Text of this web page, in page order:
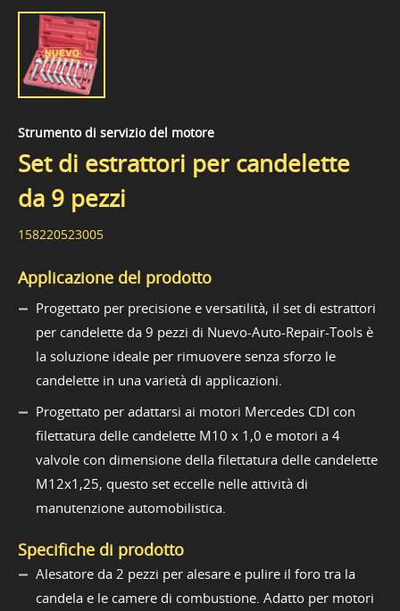
Strumento di servizio del motore
Set di estrattori per candelette
da 9 pezzi
158220523005
Applicazione del prodotto
Progettato per precisione e versatilità, il set di estrattori
per candelette da 9 pezzi di Nuevo-Auto-Repair-Tools è
la soluzione ideale per rimuovere senza sforzo le
candelette in una varietà di applicazioni.
Progettato per adattarsi ai motori Mercedes CDI con
filettatura delle candelette M10 x 1,0 e motori a 4
valvole con dimensione della filettatura delle candelette
M12x1,25, questo set eccelle nelle attività di
manutenzione automobilistica.
Specifiche di prodotto
Alesatore da 2 pezzi per alesare e pulire il foro tra la
candela e le camere di combustione. Adatto per motori